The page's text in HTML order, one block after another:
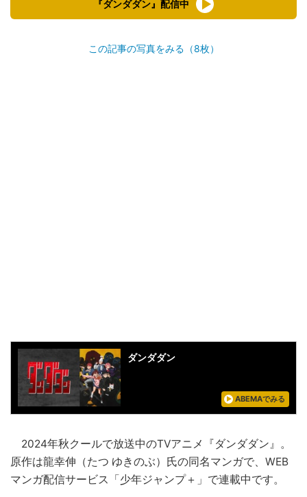
『ダンダダン』配信中
この記事の写真をみる（8枚）
ダンダダン
ABEMAでみる
2024年秋クールで放送中のTVアニメ『ダンダダン』。
原作は龍幸伸（たつ ゆきのぶ）氏の同名マンガで、WEB
マンガ配信サービス「少年ジャンプ＋」で連載中です。